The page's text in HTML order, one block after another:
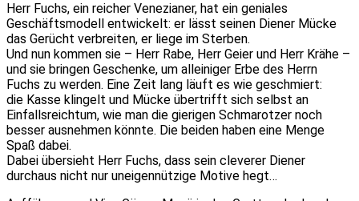
Herr Fuchs, ein reicher Venezianer, hat ein geniales
Geschäftsmodell entwickelt: er lässt seinen Diener Mücke
das Gerücht verbreiten, er liege im Sterben.
Und nun kommen sie – Herr Rabe, Herr Geier und Herr Krähe –
und sie bringen Geschenke, um alleiniger Erbe des Herrn
Fuchs zu werden. Eine Zeit lang läuft es wie geschmiert:
die Kasse klingelt und Mücke übertrifft sich selbst an
Einfallsreichtum, wie man die gierigen Schmarotzer noch
besser ausnehmen könnte. Die beiden haben eine Menge
Spaß dabei.
Dabei übersieht Herr Fuchs, dass sein cleverer Diener
durchaus nicht nur uneigennützige Motive hegt…